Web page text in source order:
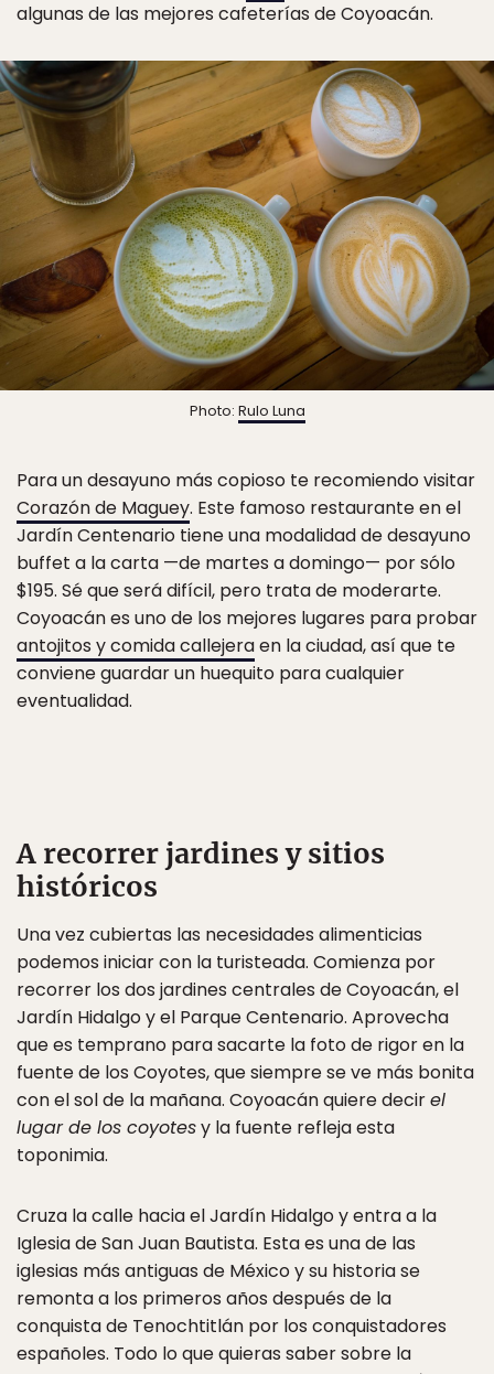
algunas de las mejores cafeterías de Coyoacán.
Photo: Rulo Luna
Para un desayuno más copioso te recomiendo visitar
Corazón de Maguey. Este famoso restaurante en el
Jardín Centenario tiene una modalidad de desayuno
buffet a la carta —de martes a domingo— por sólo
$195. Sé que será difícil, pero trata de moderarte.
Coyoacán es uno de los mejores lugares para probar
antojitos y comida callejeraen la ciudad, así que te
conviene guardar un huequito para cualquier
eventualidad.
A recorrer jardines y sitios
históricos
Una vez cubiertas las necesidades alimenticias
podemos iniciar con la turisteada. Comienza por
recorrer los dos jardines centrales de Coyoacán, el
Jardín Hidalgo y el Parque Centenario. Aprovecha
que es temprano para sacarte la foto de rigor en la
fuente de los Coyotes, que siempre se ve más bonita
con el sol de la mañana. Coyoacán quiere decirel
lugar de los coyotesy la fuente refleja esta
toponimia.
Cruza la calle hacia el Jardín Hidalgo y entra a la
Iglesia de San Juan Bautista. Esta es una de las
iglesias más antiguas de México y su historia se
remonta a los primeros años después de la
conquista de Tenochtitlán por los conquistadores
españoles. Todo lo que quieras saber sobre la